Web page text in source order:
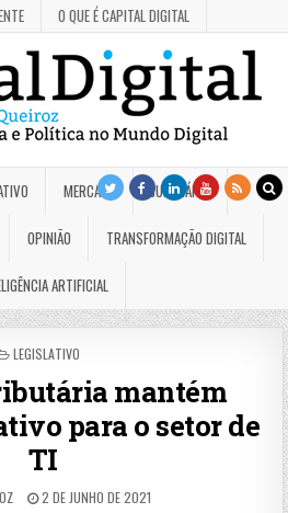
O QUE É CAPITAL DIGITAL
MERCADO JUDICIÁRIO
OPINIÃO TRANSFORMAÇÃO DIGITAL
ARTIFICIAL
POSTED
LEGISLATIVO
mantém
para o setor de
TI
2 DE JUNHO DE 2021